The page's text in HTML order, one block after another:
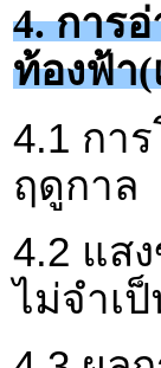
4. การ
ท้องฟ้า(
4.1 กา
ฤดูกาล
4.2 แส
ไม่จำเ